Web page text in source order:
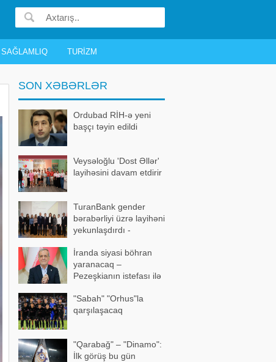
SAĞLAMLIQ TURIZM
SON XƏBƏRLƏR
Ordubad RİH-ə yeni
başçı təyin edildi
Veysəloğlu 'Dost Əllər'
layihəsini davam etdirir
TuranBank gender
bərabərliyi üzrə layihəni
yekunlaşdırdı -
İranda siyasi böhran
yaranacaq –
Pezeşkianın istefası ilə
"Sabah" "Orhus"la
qarşılaşacaq
"Qarabağ" – "Dinamo":
İlk görüş bu gün